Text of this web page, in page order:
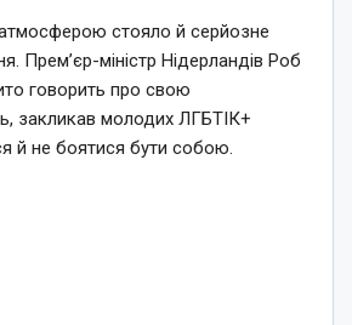
стояло й серйозне
Прем’єр-міністр Нідерландів Роб
говорить про свою
закликав молодих ЛГБТІК+
й не боятися бути собою.